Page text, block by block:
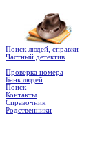
Поиск людей, справки
Частный детектив
Проверка номера
Банк людей
Поиск
Контакты
Справочник
Родственники